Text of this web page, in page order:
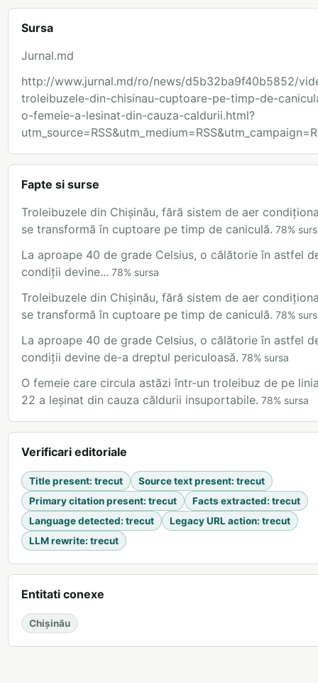
Sursa
Jurnal.md
http://www.jurnal.md/ro/news/d5b32ba9f40b5852/
troleibuzele-din-chisinau-cuptoare-pe-timp-de-
o-femeie-a-lesinat-din-cauza-caldurii.html?
Fapte si surse
Troleibuzele din Chișinău, fără sistem de aer
se transformă în cuptoare pe timp de caniculă. 78%
La aproape 40 de grade Celsius, o călătorie în astfel
condiții devine... 78% sursa
Troleibuzele din Chișinău, fără sistem de aer
se transformă în cuptoare pe timp de caniculă. 78%
La aproape 40 de grade Celsius, o călătorie în astfel
condiții devine de-a dreptul periculoasă. 78% sursa
O femeie care circula astăzi într-un troleibuz de pe
22 a leșinat din cauza căldurii insuportabile. 78% sursa
Verificari editoriale
Title present: trecut Source text present: trecut
Primary citation present: trecut Facts extracted: trecut
Language detected: trecut Legacy URL action: trecut
LLM rewrite: trecut
Entitati conexe
Chișinău